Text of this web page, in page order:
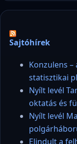
Sajtóhírek
Konzulens
statisztikai
Nyílt levél
oktatás és
Nyílt levél
Elindult a